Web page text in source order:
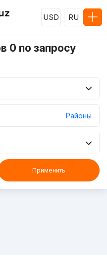
USD RU
0 по запросу
Районы
Применить